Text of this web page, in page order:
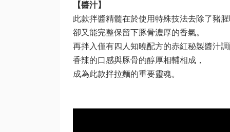
【醬汁】
此款拌醬精髓在於使用特殊技法去除了豬
卻又能完整保留下豚骨濃厚的香氣。
再拌入僅有四人知曉配方的赤紅秘製醬汁
香辣的口感與豚骨的醇厚相輔相成，
成為此款拌拉麵的重要靈魂。